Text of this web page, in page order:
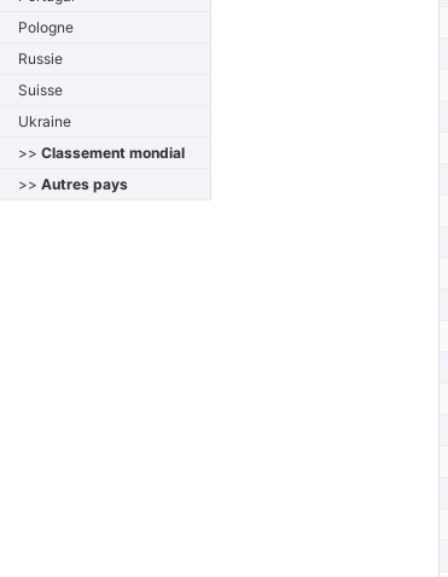
Pologne
Russie
Suisse
Ukraine
>> Classement mondial
>> Autres pays